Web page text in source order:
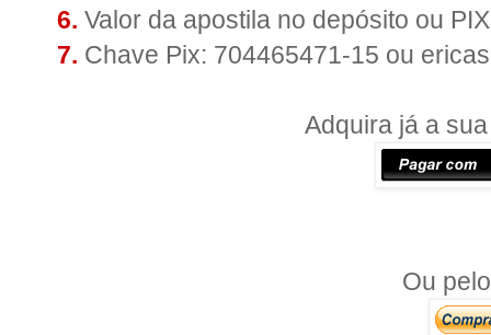
6. Valor da apostila no depósito ou
7. Chave Pix: 704465471-15 ou
Adquira já a
Ou